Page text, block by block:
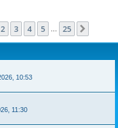
1von 25
2 3 4 5 25
10:53
11:30